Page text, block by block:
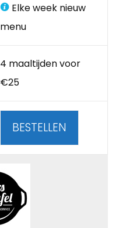
Elke week nieuw
menu
4 maaltijden voor
€25
BESTELLEN